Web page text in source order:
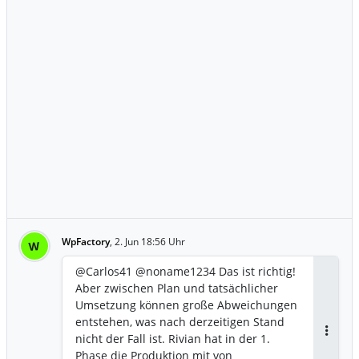
W WpFactory, 2. Jun 18:56 Uhr
@Carlos41 @noname1234 Das ist richtig!
Aber zwischen Plan und tatsächlicher
Umsetzung können große Abweichungen
entstehen, was nach derzeitigen Stand
nicht der Fall ist. Rivian hat in der 1.
Phase die Produktion mit von